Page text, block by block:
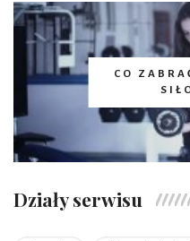
CO
Działy serwisu